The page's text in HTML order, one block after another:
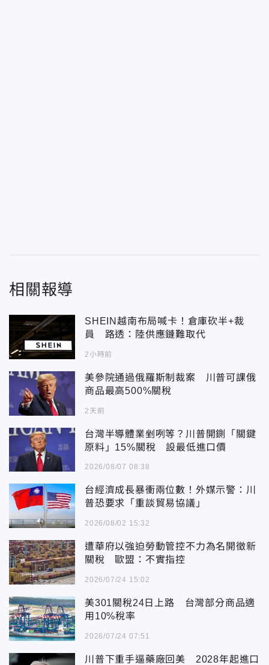
相關報導
SHEIN越南布局喊卡！倉庫砍半+裁
員 路透：陸供應鏈難取代
2小時前
美參院通過俄羅斯制裁案 川普可課俄
商品最高500%關稅
2天前
台灣半導體業剉咧等？川普開鍘「關鍵
原料」15%關稅 設最低進口價
2026/08/07 08:38
台經濟成長暴衝兩位數！外媒示警：川
普恐要求「重談貿易協議」
2026/08/02 15:32
遭華府以強迫勞動管控不力為名開徵新
關稅 歐盟：不實指控
2026/07/24 15:02
美301關稅24日上路 台灣部分商品適
用10%稅率
2026/07/24 07:51
川普下重手逼藥廠回美 2028年起進口